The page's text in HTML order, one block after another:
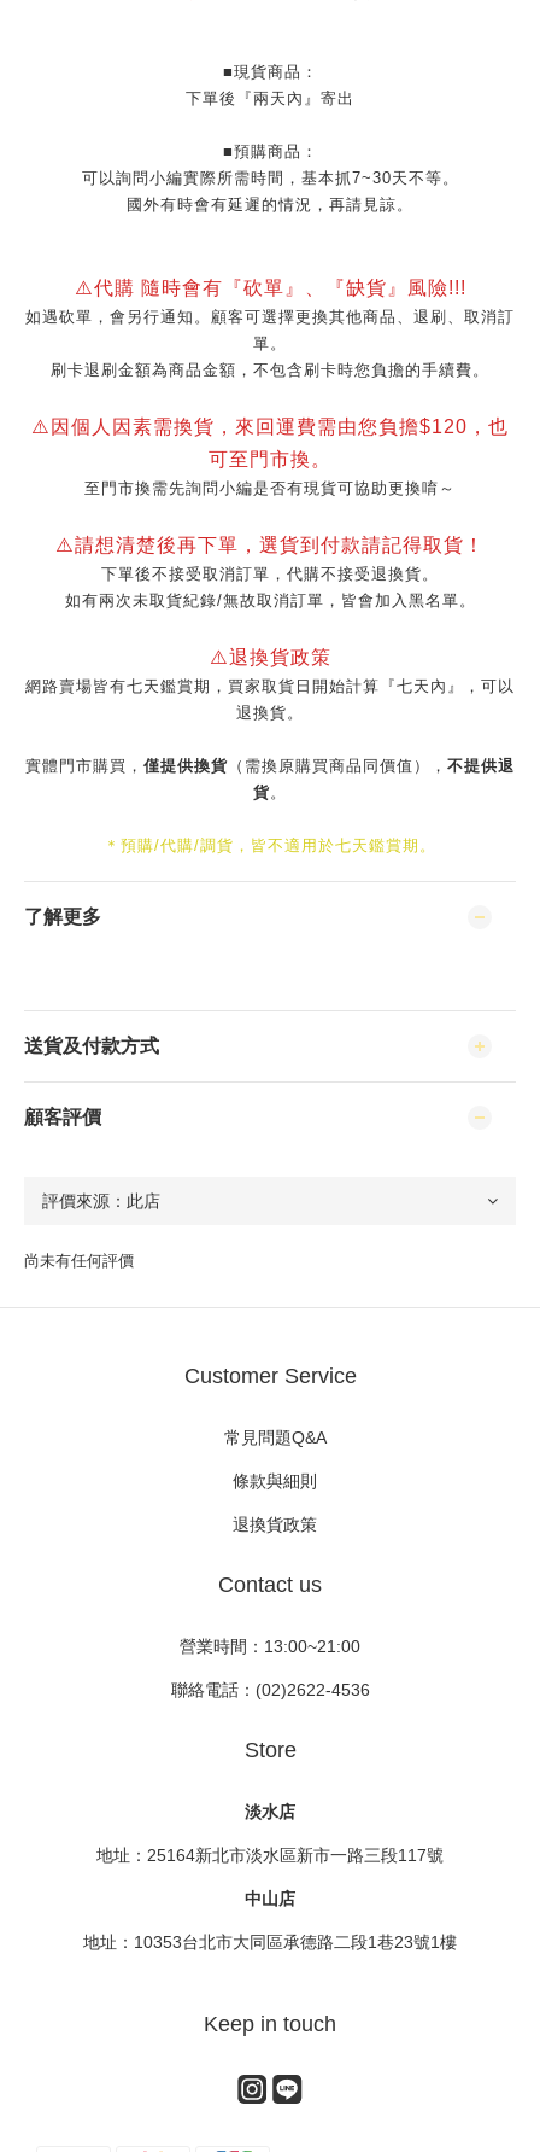
■現貨商品：
下單後『兩天內』寄出
■預購商品：
可以詢問小編實際所需時間，基本抓7~30天不等。
國外有時會有延遲的情況，再請見諒。
⚠️代購 隨時會有『砍單』 、『缺貨』風險!!!
如遇砍單，會另行通知。顧客可選擇更換其他商品、退刷、取消訂
單。
刷卡退刷金額為商品金額，不包含刷卡時您負擔的手續費。
⚠️因個人因素需換貨，來回運費需由您負擔$120，也
可至門市換。
至門市換需先詢問小編是否有現貨可協助更換唷～
⚠️請想清楚後再下單，選貨到付款請記得取貨！
下單後不接受取消訂單，代購不接受退換貨。
如有兩次未取貨紀錄/無故取消訂單，皆會加入黑名單。
⚠️退換貨政策
網路賣場皆有七天鑑賞期，買家取貨日開始計算『七天內』，可以
退換貨。
實體門市購買， 僅提供換貨 （需換原購買商品同價值）， 不提供退
貨。
＊預購/代購/調貨，皆不適用於七天鑑賞期。
了解更多
送貨及付款方式
顧客評價
尚未有任何評價
Customer Service
常見問題Q&A
條款與細則
退換貨政策
Contact us
營業時間：13:00~21:00
聯絡電話：(02)2622-4536
Store
淡水店
地址：25164新北市淡水區新市一路三段117號
中山店
地址：10353台北市大同區承德路二段1巷23號1樓
Keep in touch